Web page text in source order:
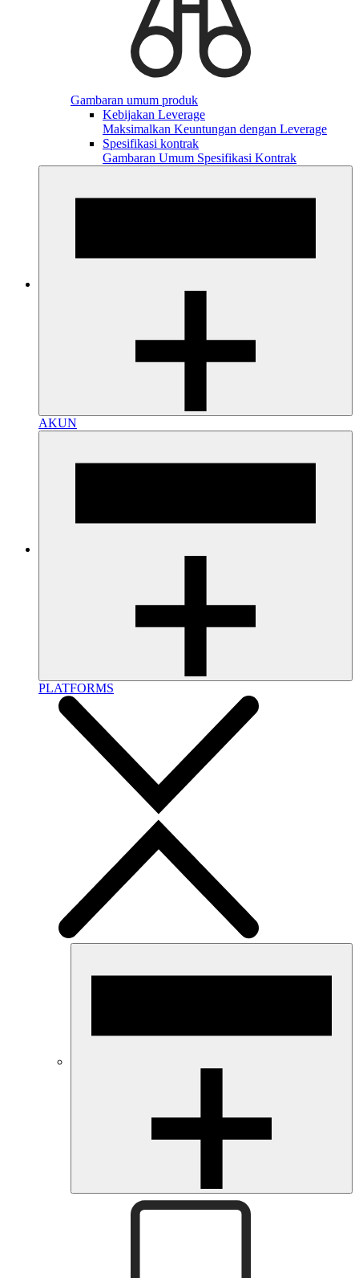
Gambaran umum produk
Kebijakan Leverage
Maksimalkan Keuntungan dengan Leverage
Spesifikasi kontrak
Gambaran Umum Spesifikasi Kontrak
AKUN
PLATFORMS